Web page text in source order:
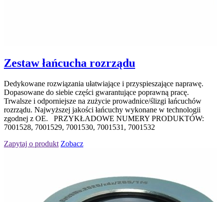
Zestaw łańcucha rozrządu
Dedykowane rozwiązania ułatwiające i przyspieszające naprawę.
Dopasowane do siebie części gwarantujące poprawną pracę.
Trwalsze i odporniejsze na zużycie prowadnice/ślizgi łańcuchów
rozrządu. Najwyższej jakości łańcuchy wykonane w technologii
zgodnej z OE. PRZYKŁADOWE NUMERY PRODUKTÓW:
7001528, 7001529, 7001530, 7001531, 7001532
Zapytaj o produkt Zobacz